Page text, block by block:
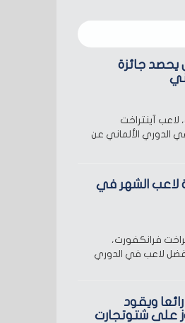
يحصد جائزة
آينتراخت
الدوري الألماني عن
لاعب الشهر في
فرانكفورت،
لاعب في الدوري
ويقود
على شتوتجارت